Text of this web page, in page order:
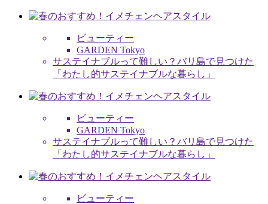
ビューティー
GARDEN Tokyo
サステイナブルって難しい？バリ島で見つけた
「わたし的サステイナブルな暮らし」
ビューティー
GARDEN Tokyo
サステイナブルって難しい？バリ島で見つけた
「わたし的サステイナブルな暮らし」
ビューティー